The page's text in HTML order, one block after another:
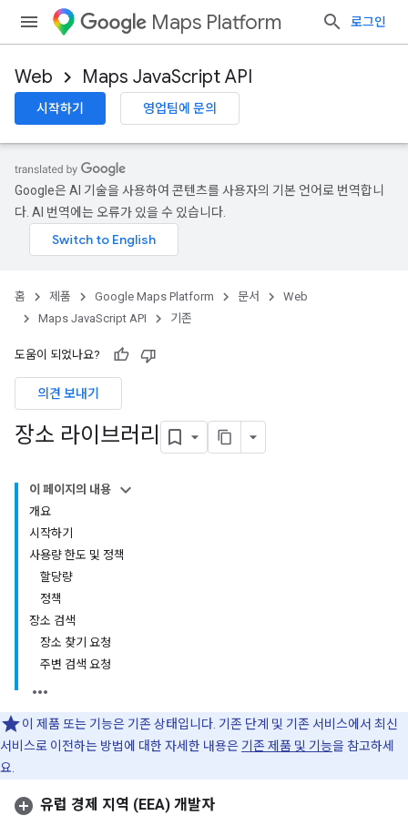
Maps Platform 로그인
Web Maps JavaScript API
시작하기 영업팀에 문의
Google은 AI 기술을 사용하여 콘텐츠를 사용자의 기본 언어로 번역합니
다. AI 번역에는 오류가 있을 수 있습니다.
홈 제품 Google Maps Platform 문서
Web
Maps JavaScript API
기존
도움이 되었나요?
의견 보내기
장소 라이브러리
이 페이지의 내용
개요
시작하기
사용량 한도 및 정책
할당량
정책
장소 검색
장소 찾기 요청
주변 검색 요청
이 제품 또는 기능은 기존 상태입니다. 기존 단계 및 기존 서비스에서 최신
서비스로 이전하는 방법에 대한 자세한 내용은 기존 제품 및 기능을 참고하세
요.
유럽 경제 지역 (EEA) 개발자